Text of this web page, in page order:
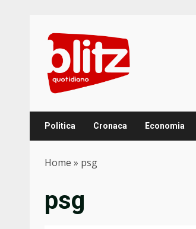
content
Politica Cronaca Economia
Home » psg
psg